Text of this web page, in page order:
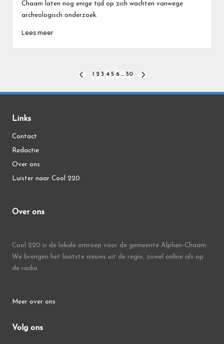
Chaam laten nog enige tijd op zich wachten vanwege
archeologisch onderzoek.
Lees meer
paginering
VORIGE
2 3 4 5 6 … 50
Links
Contact
Redactie
Over ons
Luister naar Cool 220
Over ons
Cool 220 is de lokale omroep voor de gemeente Alphen-Chaam.
We brengen het laatste nieuws uit de regio, zowel online als op
de radio.
Meer over ons
Volg ons